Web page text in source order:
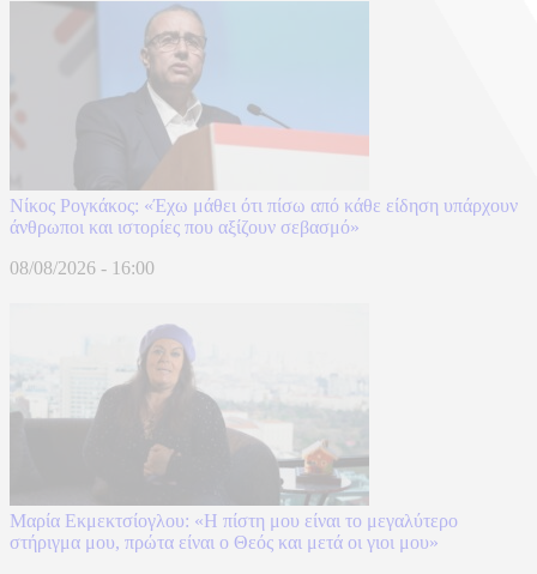
Νίκος Ρογκάκος: «Έχω μάθει ότι πίσω από κάθε είδηση υπάρχουν
άνθρωποι και ιστορίες που αξίζουν σεβασμό»
08/08/2026 - 16:00
Μαρία Εκμεκτσίογλου: «Η πίστη μου είναι το μεγαλύτερο
στήριγμα μου, πρώτα είναι ο Θεός και μετά οι γιοι μου»